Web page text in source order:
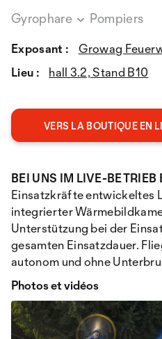
Gyrophare Pompiers
Exposant :
Growag
Lieu :
hall 3.2, Stand B10
VERS LA BOUTIQUE EN
BEI UNS IM LIVE-BETRIEB
Einsatzkräfte entwickeltes
integrierter
Unterstützung bei der
gesamten Einsatzdauer.
autonom und ohne
Photos et vidéos